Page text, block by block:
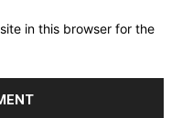
in this browser for the